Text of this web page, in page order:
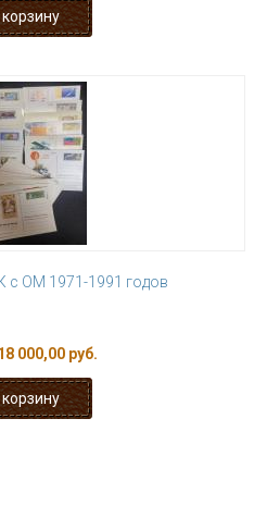
с ОМ 1971-1991 годов
000,00 руб.